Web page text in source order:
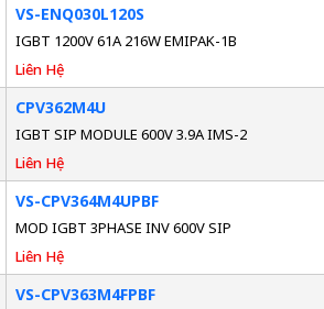
VS-ENQ030L120S
IGBT 1200V 61A 216W EMIPAK-1B
Liên Hệ
CPV362M4U
IGBT SIP MODULE 600V 3.9A IMS-2
Liên Hệ
VS-CPV364M4UPBF
MOD IGBT 3PHASE INV 600V SIP
Liên Hệ
VS-CPV363M4FPBF